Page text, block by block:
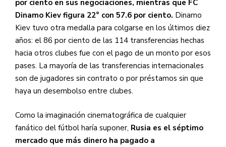
por ciento en sus negociaciones, mientras que FC
Dinamo Kiev figura 22° con 57.6 por ciento. Dinamo
Kiev tuvo otra medalla para colgarse en los últimos diez
años: el 86 por ciento de las 114 transferencias hechas
hacia otros clubes fue con el pago de un monto por esos
pases. La mayoría de las transferencias internacionales
son de jugadores sin contrato o por préstamos sin que
haya un desembolso entre clubes.
Como la imaginación cinematográfica de cualquier
fanático del fútbol haría suponer, Rusia es el séptimo
mercado que más dinero ha pagado a